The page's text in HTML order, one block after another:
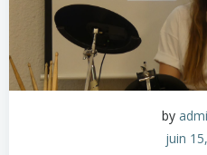
by
juin